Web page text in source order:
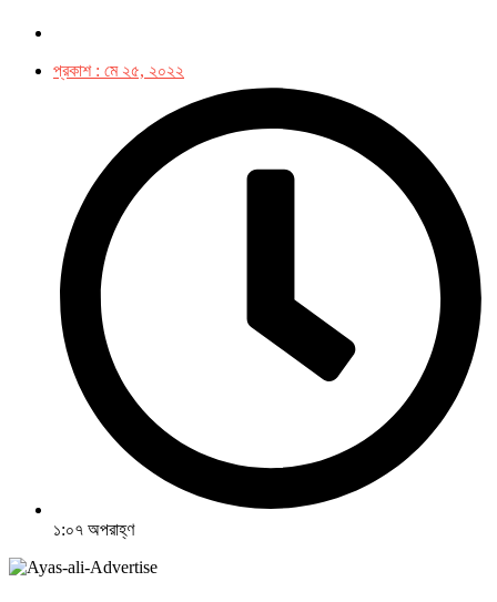
প্রকাশ : মে ২৫, ২০২২
১:০৭ অপরাহ্ণ